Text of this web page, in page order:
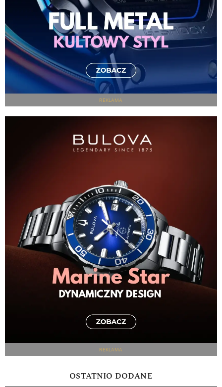
REKLAMA
REKLAMA
OSTATNIO DODANE